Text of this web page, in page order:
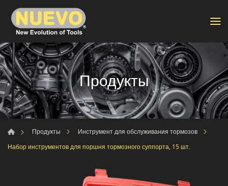
Продукты
Продукты
Инструмент для обслуживания тормозов
Набор инструментов для поршня тормозного суппорта, 15 шт.